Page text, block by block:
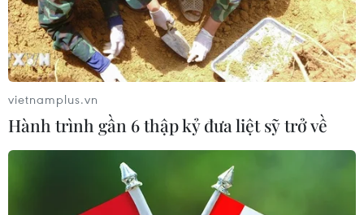
CƠ QUAN CHỦ QUẢN: THÔNG TẤN XÃ VIỆT NAM
Tổng Biên tập: TRẦN TIẾN DUẨN
Phó Tổng Biên tập: NGUYỄN THỊ TÁM, KHÚC THANH
Sở hữu trí tuệ
Quy định sử dụng
vietnamplus.vn
Hành trình gần 6 thập kỷ đưa liệt sỹ trở về